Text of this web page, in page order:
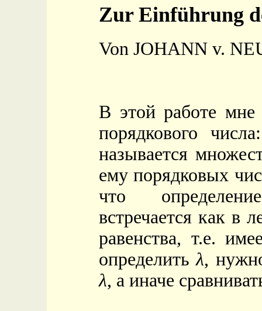
Zur Einführung
Von JOHANN v.
В этой работе мне
порядкового
называется
ему порядковых
что
встречается как в
равенства, т.е.
определитьλ,
λ, а иначе